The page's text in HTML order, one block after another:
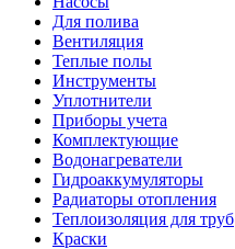
Для полива
Вентиляция
Теплые полы
Инструменты
Уплотнители
Приборы учета
Комплектующие
Водонагреватели
Гидроаккумуляторы
Радиаторы отопления
Теплоизоляция для труб
Краски